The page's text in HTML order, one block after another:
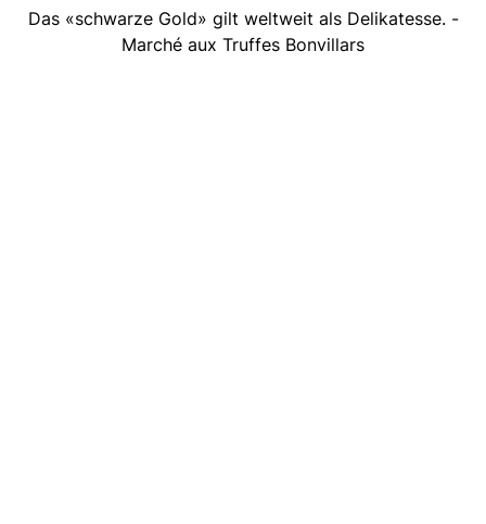
Das «schwarze Gold» gilt weltweit als Delikatesse. -
Marché aux Truffes Bonvillars